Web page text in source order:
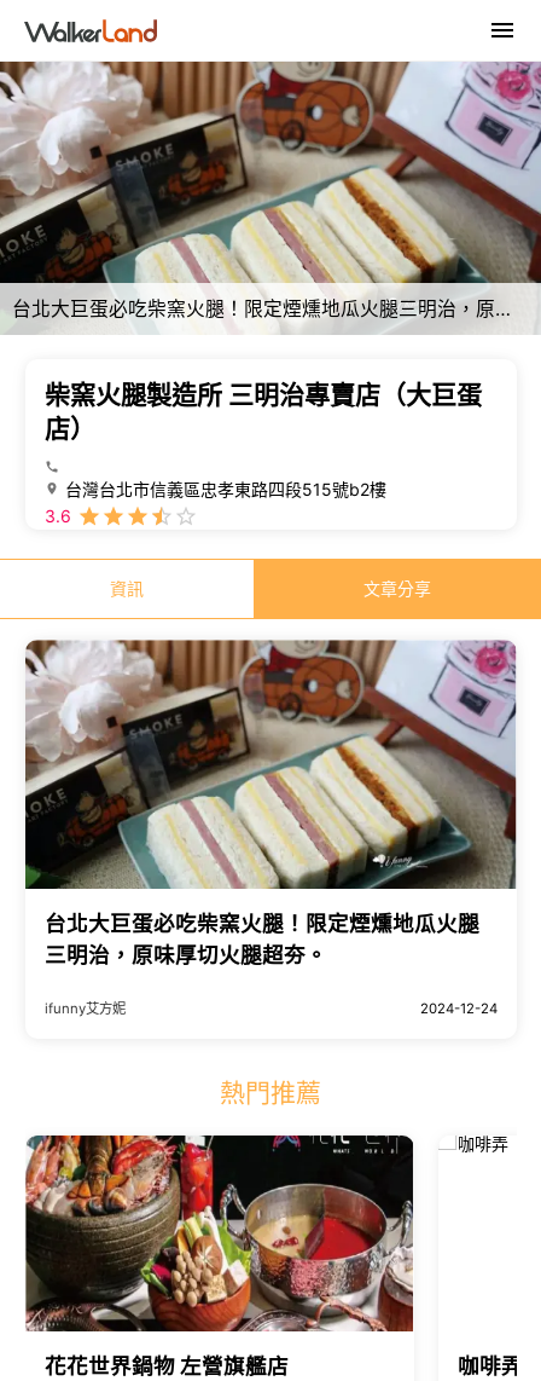
台北大巨蛋必吃柴窯火腿！限定煙燻地瓜火腿三明治，原味厚切火腿超夯。
柴窯火腿製造所 三明治專賣店（大巨蛋
店）
台灣台北市信義區忠孝東路四段515號b2樓
3.6
資訊 文章分享
台北大巨蛋必吃柴窯火腿！限定煙燻地瓜火腿
三明治，原味厚切火腿超夯。
ifunny艾方妮 2024-12-24
熱門推薦
花花世界鍋物 左營旗艦店 咖啡弄